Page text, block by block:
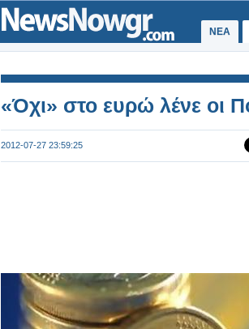
ΝΕΑ
«Όχι» στο ευρώ λένε οι
2012-07-27 23:59:25